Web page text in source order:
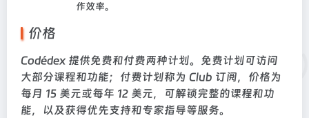
作效率。
价格
Codédex 提供免费和付费两种计划。免费计划可访问
大部分课程和功能；付费计划称为 Club 订阅，价格为
每月 15 美元或每年 12 美元，可解锁完整的课程和功
能，以及获得优先支持和专家指导等服务。